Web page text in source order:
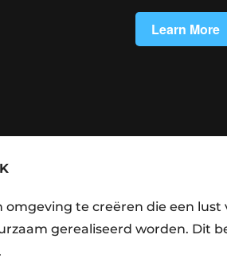
omgeving te creëren die een
gerealiseerd worden. Dit